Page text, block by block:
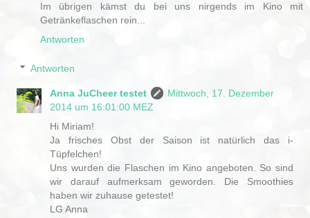
Im übrigen kämst du bei uns nirgends im Kino mit
Getränkeflaschen rein...
Antworten
Antworten
Anna JuCheer testet
Mittwoch, 17. Dezember
2014 um 16:01:00 MEZ
Hi Miriam!
Ja frisches Obst der Saison ist natürlich das i-
Tüpfelchen!
Uns wurden die Flaschen im Kino angeboten. So sind
wir darauf aufmerksam geworden. Die Smoothies
haben wir zuhause getestet!
LG Anna